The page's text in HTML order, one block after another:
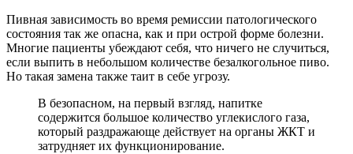
Пивная зависимость во время ремиссии патологического
состояния так же опасна, как и при острой форме болезни.
Многие пациенты убеждают себя, что ничего не случиться,
если выпить в небольшом количестве безалкогольное пиво.
Но такая замена также таит в себе угрозу.
В безопасном, на первый взгляд, напитке
содержится большое количество углекислого газа,
который раздражающе действует на органы ЖКТ и
затрудняет их функционирование.